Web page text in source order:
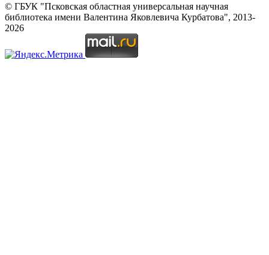
© ГБУК "Псковская областная универсальная научная
библиотека имени Валентина Яковлевича Курбатова", 2013-
2026